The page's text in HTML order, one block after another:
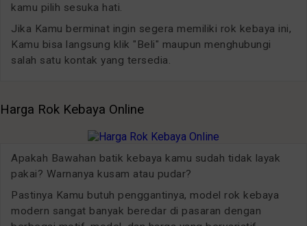
kamu pilih sesuka hati.
Jika Kamu berminat ingin segera memiliki rok kebaya ini,
Kamu bisa langsung klik "Beli" maupun menghubungi
salah satu kontak yang tersedia.
Harga Rok Kebaya Online
Apakah Bawahan batik kebaya kamu sudah tidak layak
pakai? Warnanya kusam atau pudar?
Pastinya Kamu butuh penggantinya, model rok kebaya
modern sangat banyak beredar di pasaran dengan